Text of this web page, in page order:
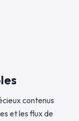
contenus
et les flux de